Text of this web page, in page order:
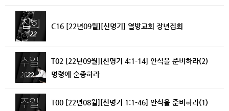
C16 [22년09월][신명기] 열방교회 장년집회
T02 [22년09월][신명기 4:1-14] 안식을 준비하라(2)
명령에 순종하라
T00 [22년08월][신명기 1:1-46] 안식을 준비하라(1)